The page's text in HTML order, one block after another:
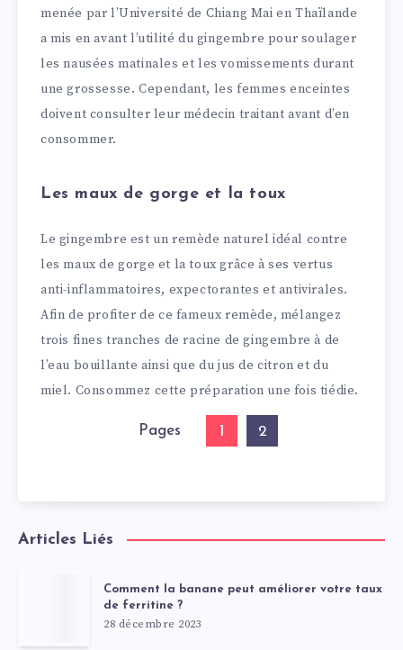
menée par l’Université de Chiang Mai en Thaïlande
a mis en avant l’utilité du gingembre pour soulager
les nausées matinales et les vomissements durant
une grossesse. Cependant, les femmes enceintes
doivent consulter leur médecin traitant avant d’en
consommer.
Les maux de gorge et la toux
Le gingembre est un remède naturel idéal contre
les maux de gorge et la toux grâce à ses vertus
anti-inflammatoires, expectorantes et antivirales.
Afin de profiter de ce fameux remède, mélangez
trois fines tranches de racine de gingembre à de
l’eau bouillante ainsi que du jus de citron et du
miel. Consommez cette préparation une fois tiédie.
Pages 1 2
Articles Liés
Comment la banane peut améliorer votre taux
de ferritine ?
28 décembre 2023